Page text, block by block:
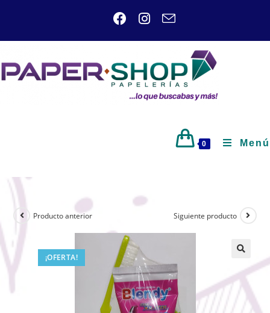
0 Menú
¡OFERTA!
Producto anterior Siguiente producto